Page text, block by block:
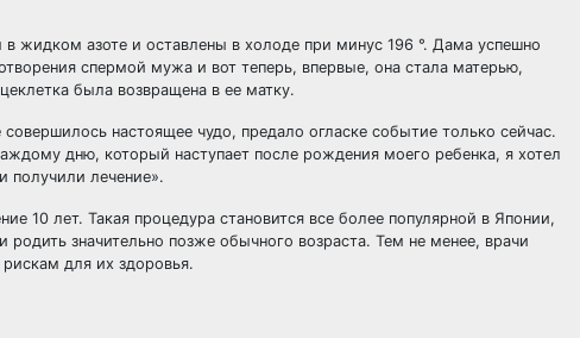
жидком азоте и оставлены в холоде при минус 196 °. Дама успешно
спермой мужа и вот теперь, впервые, она стала матерью,
была возвращена в ее матку.
настоящее чудо, предало огласке событие только сейчас.
дню, который наступает после рождения моего ребенка, я хотел
получили лечение».
10 лет. Такая процедура становится все более популярной в Японии,
значительно позже обычного возраста. Тем не менее, врачи
для их здоровья.